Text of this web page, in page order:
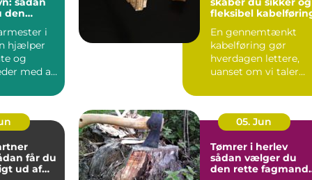
den
i
hjælper
og
med alt
fleksibel
En gennemtænkt
kabelføring gør
hverdagen lettere,
uanset om vi taler
fødevareindustrie...
ud af
05. Jun
Tømrer i herlev
sådan vælger du
den rette fagmand